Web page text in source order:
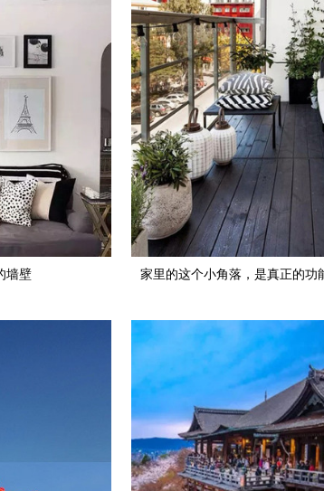
墙壁 家里的这个小角落，是真正的功